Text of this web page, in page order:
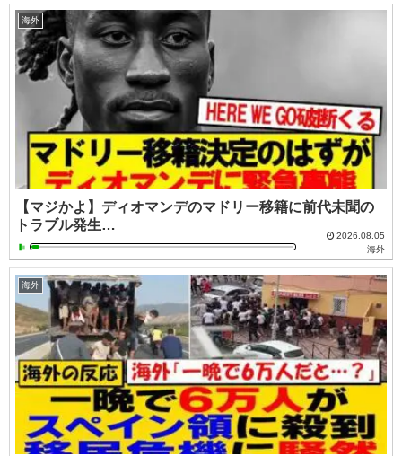
海外
【マジかよ】ディオマンデのマドリー移籍に前代未聞の
トラブル発生…
2026.08.05
海外
海外